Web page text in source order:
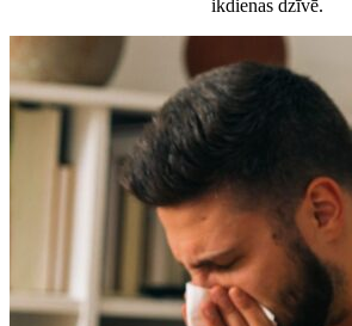
ikdienas dzīvē.